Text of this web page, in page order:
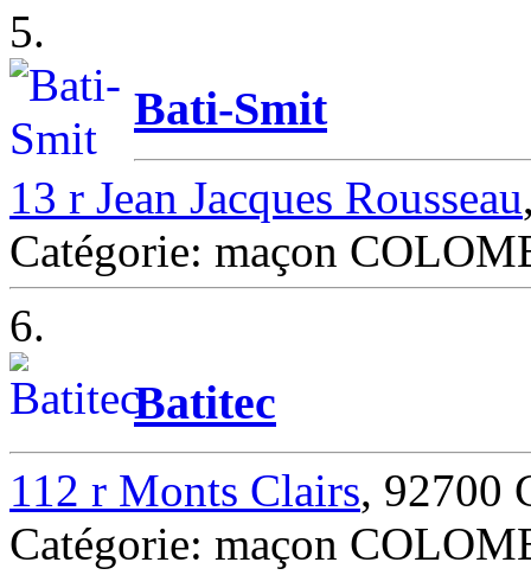
5.
Bati-Smit
13 r Jean Jacques Rousseau
Catégorie: maçon
6.
Batitec
112 r Monts Clairs, 92700
Catégorie: maçon